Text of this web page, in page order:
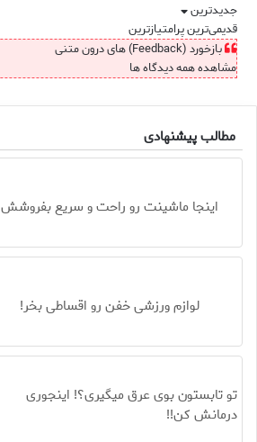
جدیدترین
قدیمی‌ترینپرامتیازترین
بازخورد (Feedback) های درون متنی
مشاهده همه دیدگاه ها
مطالب پیشنهادی
اینجا ماشینت رو راحت و سریع بفروشش
لوازم ورزشی خفن رو اقساطی بخر!
تو تابستون بوی عرق میگیری؟! اینجوری
درمانش کن!!